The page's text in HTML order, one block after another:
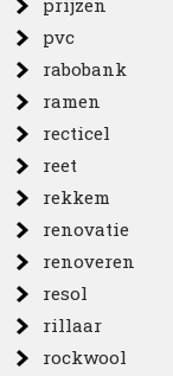
prijzen
pvc
rabobank
ramen
recticel
reet
rekkem
renovatie
renoveren
resol
rillaar
rockwool